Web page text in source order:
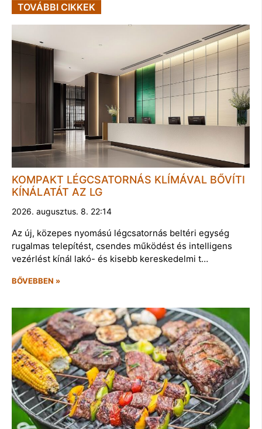
TOVÁBBI CIKKEK
KOMPAKT LÉGCSATORNÁS KLÍMÁVAL BŐVÍTI
KÍNÁLATÁT AZ LG
2026. augusztus. 8. 22:14
Az új, közepes nyomású légcsatornás beltéri egység
rugalmas telepítést, csendes működést és intelligens
vezérlést kínál lakó- és kisebb kereskedelmi t…
BŐVEBBEN »